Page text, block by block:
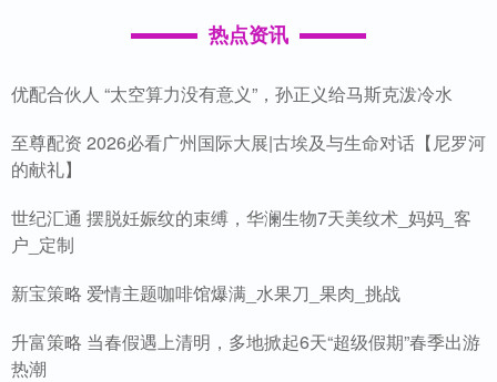
热点资讯
优配合伙人 “太空算力没有意义”，孙正义给马斯克泼冷水
至尊配资 2026必看广州国际大展|古埃及与生命对话【尼罗河
的献礼】
世纪汇通 摆脱妊娠纹的束缚，华澜生物7天美纹术_妈妈_客
户_定制
新宝策略 爱情主题咖啡馆爆满_水果刀_果肉_挑战
升富策略 当春假遇上清明，多地掀起6天“超级假期”春季出游
热潮